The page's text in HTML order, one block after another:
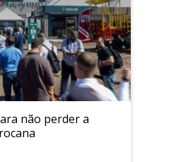
não perder a